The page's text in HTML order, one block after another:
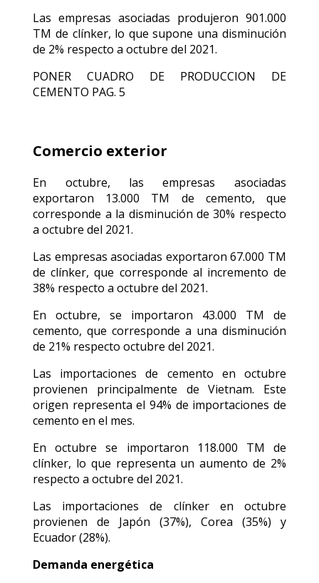
Las empresas asociadas produjeron 901.000
TM de clínker, lo que supone una disminución
de 2% respecto a octubre del 2021.
PONER CUADRO DE PRODUCCION DE
CEMENTO PAG. 5
Comercio exterior
En octubre, las empresas asociadas
exportaron 13.000 TM de cemento, que
corresponde a la disminución de 30% respecto
a octubre del 2021.
Las empresas asociadas exportaron 67.000 TM
de clínker, que corresponde al incremento de
38% respecto a octubre del 2021.
En octubre, se importaron 43.000 TM de
cemento, que corresponde a una disminución
de 21% respecto octubre del 2021.
Las importaciones de cemento en octubre
provienen principalmente de Vietnam. Este
origen representa el 94% de importaciones de
cemento en el mes.
En octubre se importaron 118.000 TM de
clínker, lo que representa un aumento de 2%
respecto a octubre del 2021.
Las importaciones de clínker en octubre
provienen de Japón (37%), Corea (35%) y
Ecuador (28%).
Demanda energética